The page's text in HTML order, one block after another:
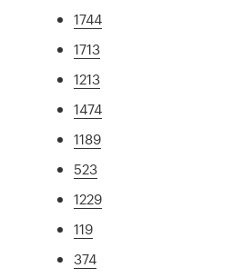
1744
1713
1213
1474
1189
523
1229
119
374